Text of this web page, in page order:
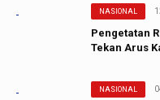
NASIONAL
Pengetatan
Tekan Arus
NASIONAL